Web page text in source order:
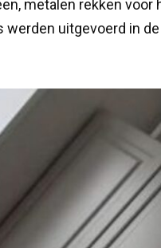
metalen rekken voor
uitgevoerd in